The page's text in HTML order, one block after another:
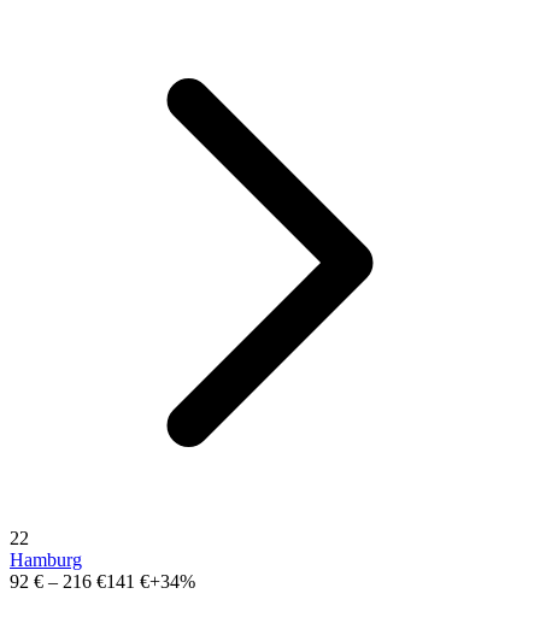
22
Hamburg
92 € – 216 €141 €+34%